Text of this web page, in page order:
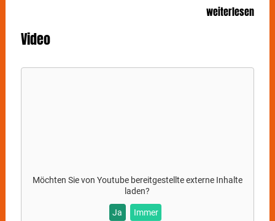
Mit BURY TOMORROW und AUGUST BURNS RED
kommen am 19. November zwei Metalcore-
Schwergewichte nach Stuttgart ins LKA Longhorn. Als
Gäste sind Novelist FR mit von der Partie.
BURY TOMORROWundAUGUST BURNS REDspielen
Nachholtermin: Eintrittskarten vom 11. Dezember
weiterlesen
Video
Möchten Sie von Youtubebereitgestellte externe Inhalte
laden?
Ja Immer